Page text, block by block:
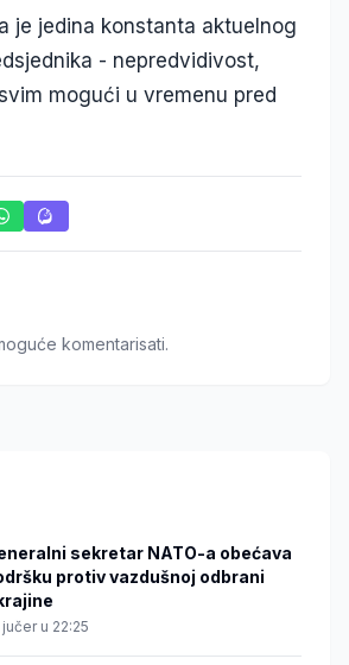
je jedina konstanta aktuelnog
- nepredvidivost,
mogući u vremenu pred
komentarisati.
sekretar NATO-a obećava
protiv vazdušnoj odbrani
jučer u 22:25